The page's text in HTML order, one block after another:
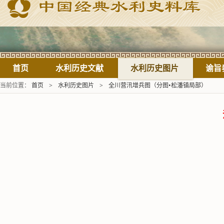
首页 水利历史文献 水利历史图片 谕旨
当前位置： 首页 > 水利历史图片 > 全川营汛增兵图（分图•松潘镇局部）